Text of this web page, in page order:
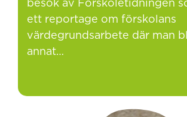
besök av Förskoletidningen
ett reportage om förskolans
värdegrundsarbete där man
annat…